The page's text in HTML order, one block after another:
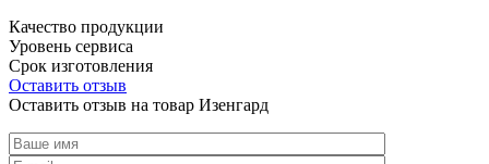
Качество продукции
Уровень сервиса
Срок изготовления
Оставить отзыв
Оставить отзыв на товар Изенгард